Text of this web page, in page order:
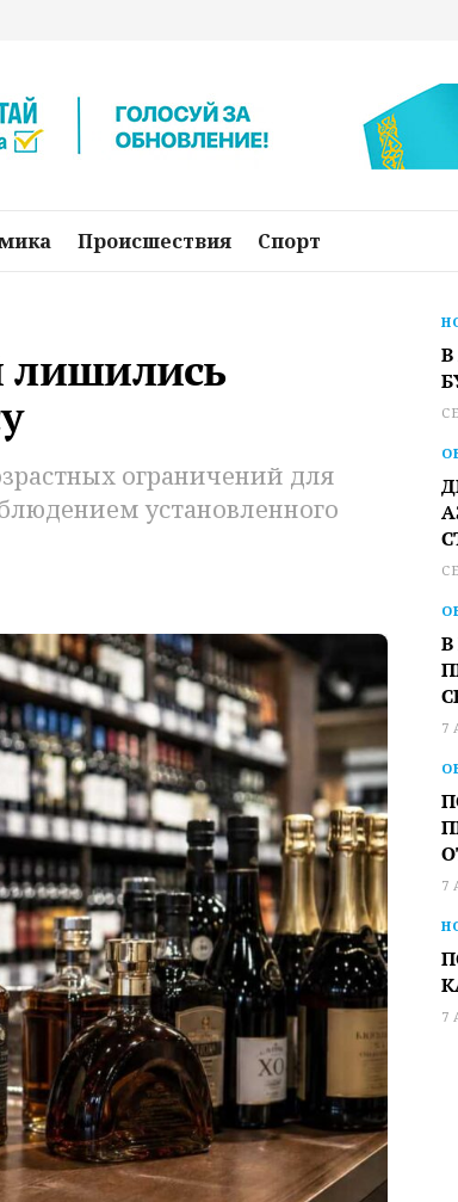
Происшествия Спорт
лишились
ограничений для
установленного
7
7
7